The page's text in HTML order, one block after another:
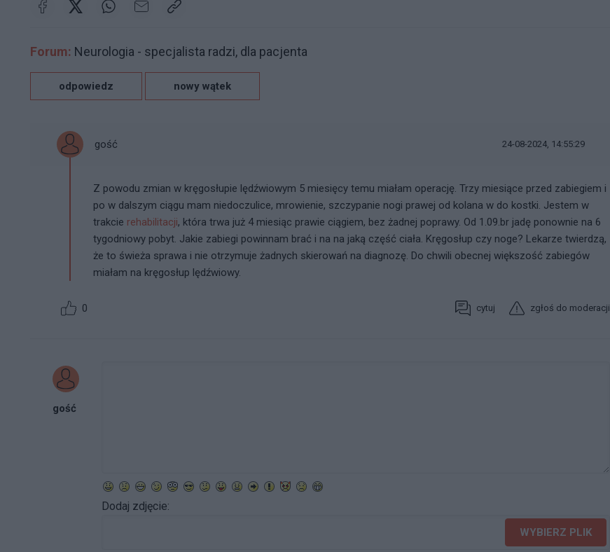
Forum: Neurologia - specjalista radzi, dla pacjenta
odpowiedz nowy wątek
gość 24-08-2024, 14:55:29
Z powodu zmian w kręgosłupie lędźwiowym 5 miesięcy temu miałam operację. Trzy miesiące przed zabiegiem i
po w dalszym ciągu mam niedoczulice, mrowienie, szczypanie nogi prawej od kolana w do kostki. Jestem w
trakcie rehabilitacji, która trwa już 4 miesiąc prawie ciągiem, bez żadnej poprawy. Od 1.09.br jadę ponownie na 6
tygodniowy pobyt. Jakie zabiegi powinnam brać i na na jaką część ciała. Kręgosłup czy noge? Lekarze twierdzą,
że to świeża sprawa i nie otrzymuje żadnych skierowań na diagnozę. Do chwili obecnej większość zabiegów
miałam na kręgosłup lędźwiowy.
0 cytuj zgłoś do moderacji
gość
Dodaj zdjęcie:
WYBIERZ PLIK